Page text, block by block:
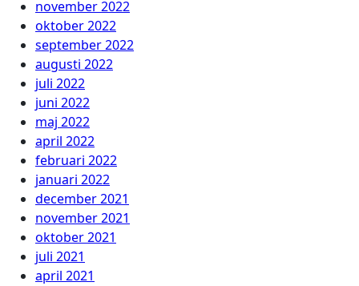
november 2022
oktober 2022
september 2022
augusti 2022
juli 2022
juni 2022
maj 2022
april 2022
februari 2022
januari 2022
december 2021
november 2021
oktober 2021
juli 2021
april 2021